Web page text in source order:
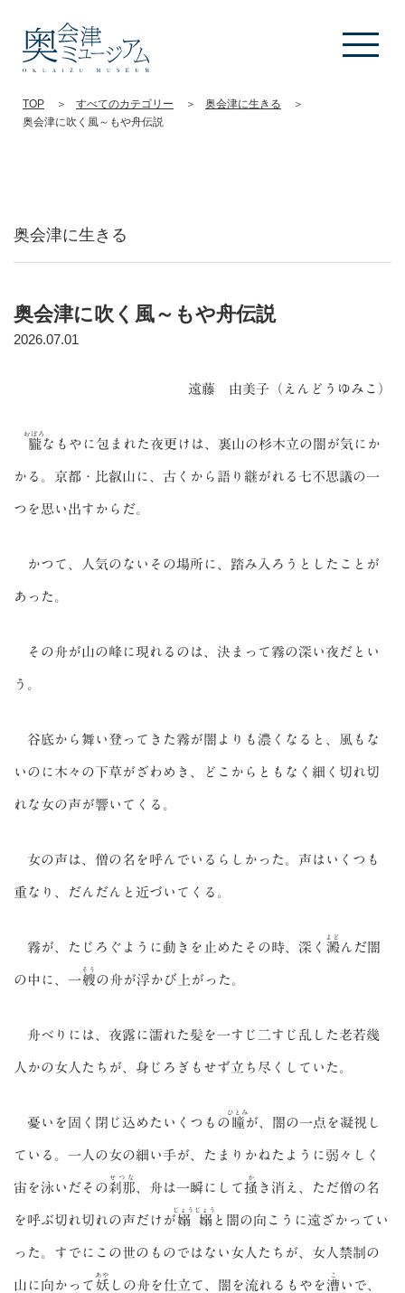
TOP すべてのカテゴリー
奥会津に生きる
奥会津に吹く風～もや舟伝説
奥会津に生きる
奥会津に吹く風～もや舟伝説
2026.07.01
遠藤 由美子（えんどうゆみこ）
朧
おぼろ
なもやに包まれた夜更けは、裏山の杉木立の闇が気にか
かる。京都・比叡山に、古くから語り継がれる七不思議の一
つを思い出すからだ。
かつて、人気のないその場所に、踏み入ろうとしたことが
あった。
その舟が山の峰に現れるのは、決まって霧の深い夜だとい
う。
谷底から舞い登ってきた霧が闇よりも濃くなると、風もな
いのに木々の下草がざわめき、どこからともなく細く切れ切
れな女の声が響いてくる。
女の声は、僧の名を呼んでいるらしかった。声はいくつも
重なり、だんだんと近づいてくる。
霧が、たじろぐように動きを止めたその時、深く 澱
よど
んだ闇
の中に、一艘
そう
の舟が浮かび上がった。
舟べりには、夜露に濡れた髪を一すじ二すじ乱した老若幾
人かの女人たちが、身じろぎもせず立ち尽くしていた。
憂いを固く閉じ込めたいくつもの 瞳
ひとみ
が、闇の一点を凝視し
ている。一人の女の細い手が、たまりかねたように弱々しく
宙を泳いだその刹那
せつな
、舟は一瞬にして掻
か
き消え、ただ僧の名
を呼ぶ切れ切れの声だけが嫋嫋
じょうじょう
と闇の向こうに遠ざかってい
った。すでにこの世のものではない女人たちが、女人禁制の
山に向かって 妖
あや
しの舟を仕立て、闇を流れるもやを漕
こ
いで、